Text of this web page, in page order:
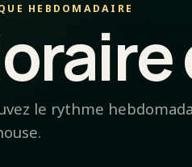
HEBDOMADAIRE
le rythme